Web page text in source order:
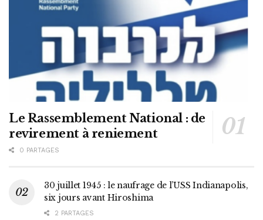
Le Rassemblement National : de
revirement à reniement
0 PARTAGES
30 juillet 1945 : le naufrage de l’USS Indianapolis,
six jours avant Hiroshima
2 PARTAGES